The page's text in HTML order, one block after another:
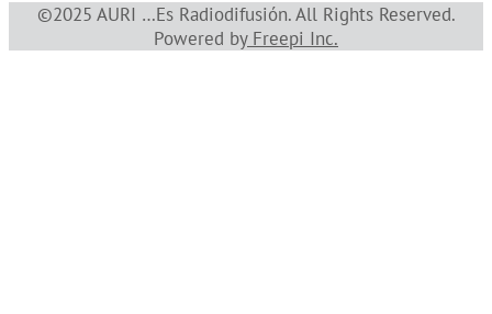
©2025 AURI …Es Radiodifusión. All Rights Reserved.
Powered by Freepi Inc.